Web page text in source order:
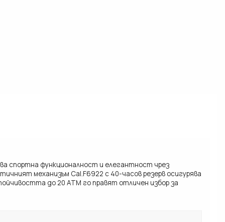
спортна функционалност и елегантност чрез
механизъм Cal.F6922 с 40-часов резерв осигурява
до 20 ATM го правят отличен избор за